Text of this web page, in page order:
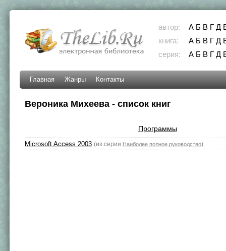
автор: А Б В Г Д
книга:
А Б В Г Д
серия:
А Б В Г Д
Главная Жанры Контакты
Вероника Михеева - список книг
Программы
Microsoft Access 2003 (из серии Наиболее полное руководство)